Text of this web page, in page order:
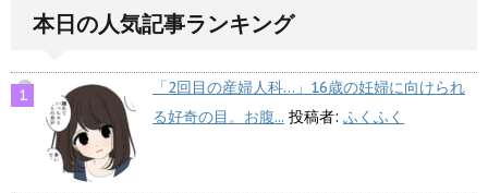
本日の人気記事ランキング
「2回目の産婦人科…」16歳の妊婦に向けられ
る好奇の目。お腹... 投稿者: ふくふく